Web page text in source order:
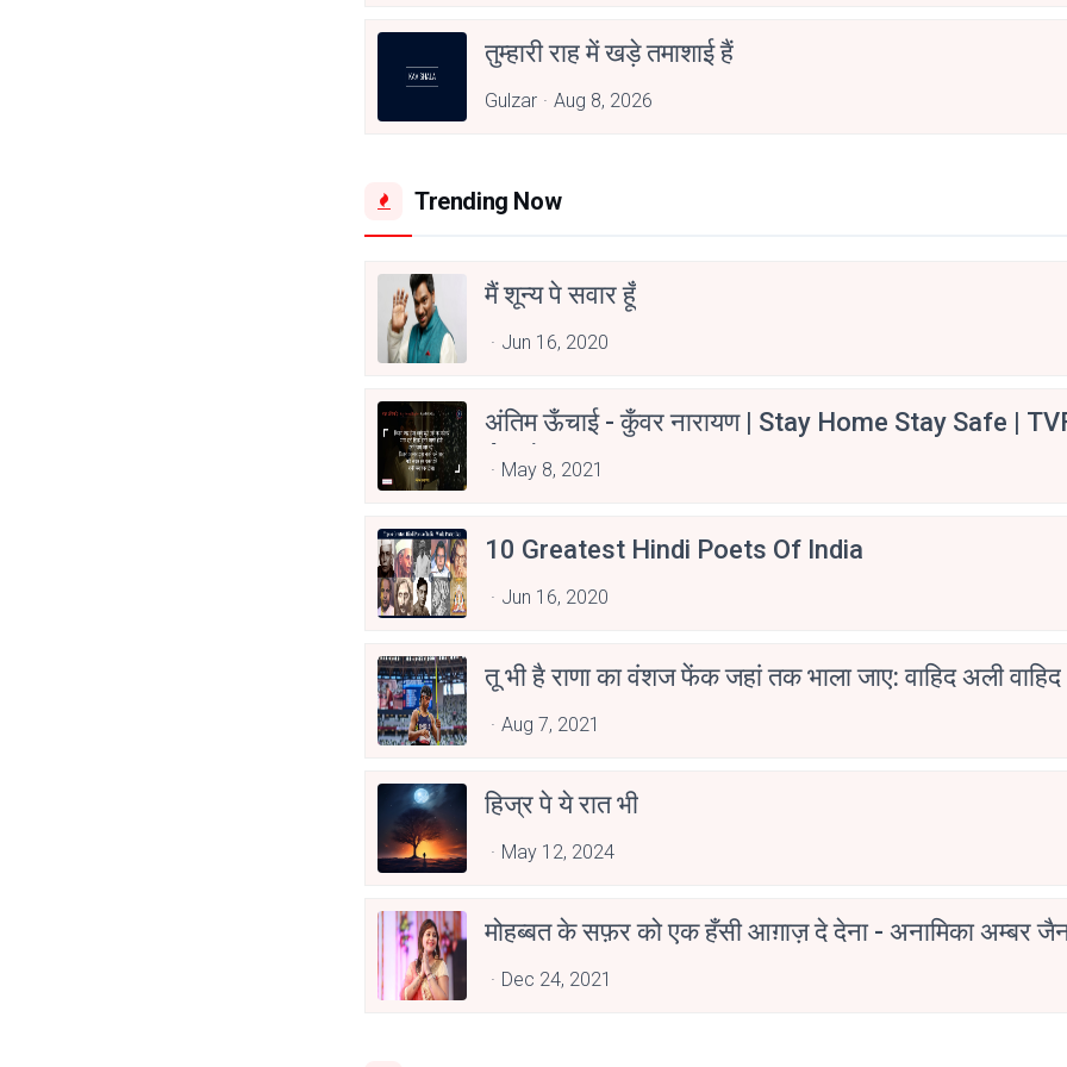
तुम्हारी राह में खड़े तमाशाई हैं
Gulzar Aug 8, 2026
Trending Now
मैं शून्य पे सवार हूँ
Jun 16, 2020
अंतिम ऊँचाई - कुँवर नारायण | Stay Home Stay Safe |
Aspirants
May 8, 2021
10 Greatest Hindi Poets Of India
Jun 16, 2020
तू भी है राणा का वंशज फेंक जहां तक भाला जाए: वाहिद अली वाहिद
Aug 7, 2021
हिज्र पे ये रात भी
May 12, 2024
मोहब्बत के सफ़र को एक हँसी आग़ाज़ दे देना - अनामिका अम्बर
Dec 24, 2021